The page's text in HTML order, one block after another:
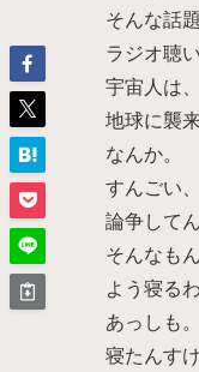
そんな話
ラジオ聴
宇宙人は
地球に襲
なんか。
すんごい
論争して
そんなも
よう寝る
あっしも。
寝たんすけ